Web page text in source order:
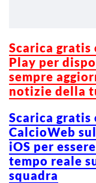
Scarica gratis
Play per
sempre
notizie della
Scarica gratis
CalcioWeb
iOS per
tempo reale
squadra